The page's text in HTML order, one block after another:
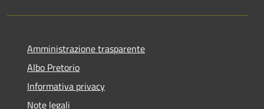
Amministrazione trasparente
Albo Pretorio
Informativa privacy
Note legali